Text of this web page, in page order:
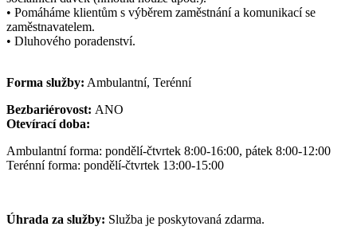
• Pomáháme klientům s výběrem zaměstnání a komunikací se
zaměstnavatelem.
• Dluhového poradenství.
Forma služby: Ambulantní, Terénní
Bezbariérovost: ANO
Otevírací doba:
Ambulantní forma: pondělí-čtvrtek 8:00-16:00, pátek 8:00-12:00
Terénní forma: pondělí-čtvrtek 13:00-15:00
Úhrada za služby: Služba je poskytovaná zdarma.